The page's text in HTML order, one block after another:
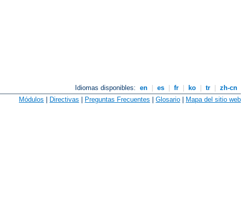
Idiomas disponibles: en es fr ko tr
zh-cn
Módulos | Directivas | Preguntas Frecuentes | Glosario | Mapa del sitio web